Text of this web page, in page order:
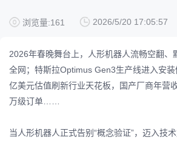
浏览量:161 2026/5/20 17:05:57
2026年春晚舞台上，人形机器人流畅空翻、
全网；特斯拉Optimus Gen3生产线进入安
亿美元估值刷新行业天花板，国产厂商年营
万级订单……
当人形机器人正式告别“概念验证”，迈入技